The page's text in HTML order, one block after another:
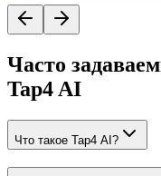
Часто
Tap4 AI
Что такое Tap4 AI?